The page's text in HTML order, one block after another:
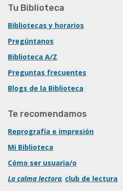
Tu Biblioteca
Bibliotecas y horarios
Pregúntanos
Biblioteca A/Z
Preguntas frecuentes
Blogs de la Biblioteca
Te recomendamos
Reprografía e impresión
Mi Biblioteca
Cómo ser usuaria/o
La calma lectora, club de lectura